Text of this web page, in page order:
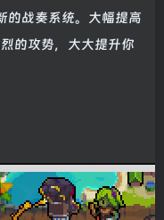
的战奏系统。大幅提高
的攻势，大大提升你